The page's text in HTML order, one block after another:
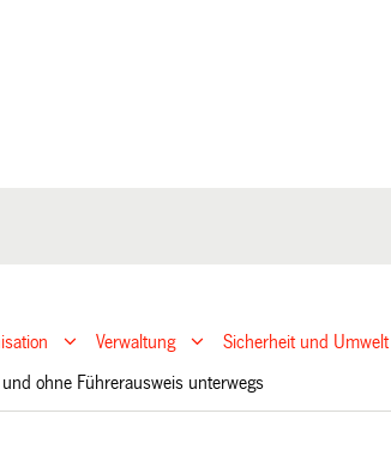
Verwaltung Sicherheit und Umwelt
ohne Führerausweis unterwegs